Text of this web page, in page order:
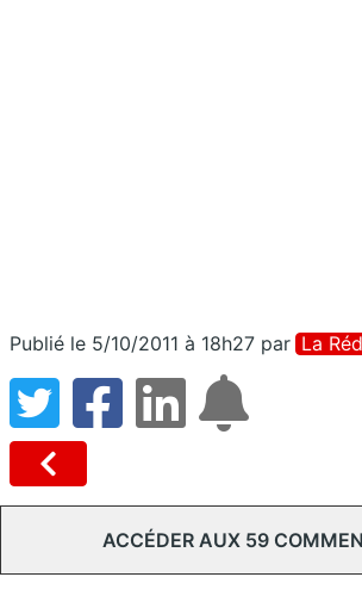
Publié le 5/10/2011 à 18h27 par La
ACCÉDER AUX 59